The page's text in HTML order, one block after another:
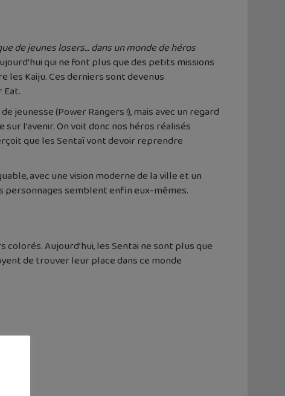
de jeunes losers… dans un monde de héros
qui ne font plus que des petits missions
les Kaiju. Ces derniers sont devenus
(Power Rangers !), mais avec un regard
l’avenir. On voit donc nos héros réalisés
que les Sentaï vont devoir reprendre
avec une vision moderne de la ville et un
personnages semblent enfin eux-mêmes.
Aujourd’hui, les Sentai ne sont plus que
de trouver leur place dans ce monde